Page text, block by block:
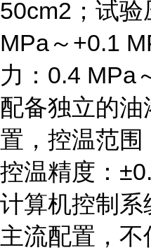
50cm2；试验
MPa～+0.1
力：0.4 MPa
配备独立的
置，控温范
控温精度：
计算机控制系
主流配置，不